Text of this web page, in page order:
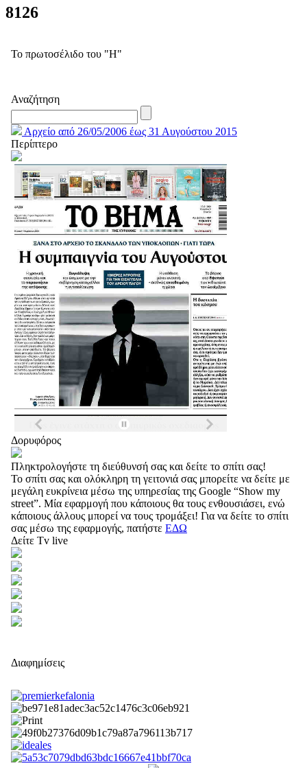
8126
Το πρωτοσέλιδο του "Η"
Αναζήτηση
Αρχείο από 26/05/2006 έως 31 Αυγούστου 2015
Περίπτερο
Δορυφόρος
Πληκτρολογήστε τη διεύθυνσή σας και δείτε το σπίτι σας!
Το σπίτι σας και ολόκληρη τη γειτονιά σας μπορείτε να δείτε με
μεγάλη ευκρίνεια μέσω της υπηρεσίας της Google “Show my
street”. Μία εφαρμογή που κάποιους θα τους ενθουσιάσει, ενώ
κάποιους άλλους μπορεί να τους τρομάξει! Για να δείτε το σπίτι
σας μέσω της εφαρμογής, πατήστε ΕΔΩ
Δείτε Tv live
Διαφημίσεις